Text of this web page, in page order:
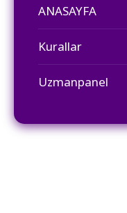
ANASAYFA
Kurallar
Uzmanpanel